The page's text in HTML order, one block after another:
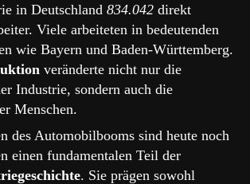
in Deutschland 834.042 direkt
Viele arbeiteten in bedeutenden
wie Bayern und Baden-Württemberg.
veränderte nicht nur die
Industrie, sondern auch die
Menschen.
des Automobilbooms sind heute noch
einen fundamentalen Teil der
. Sie prägen sowohl